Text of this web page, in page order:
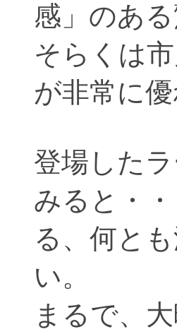
感」のあ
そらくは
が非常に
登場した
みると・
る、何と
い。
まるで、